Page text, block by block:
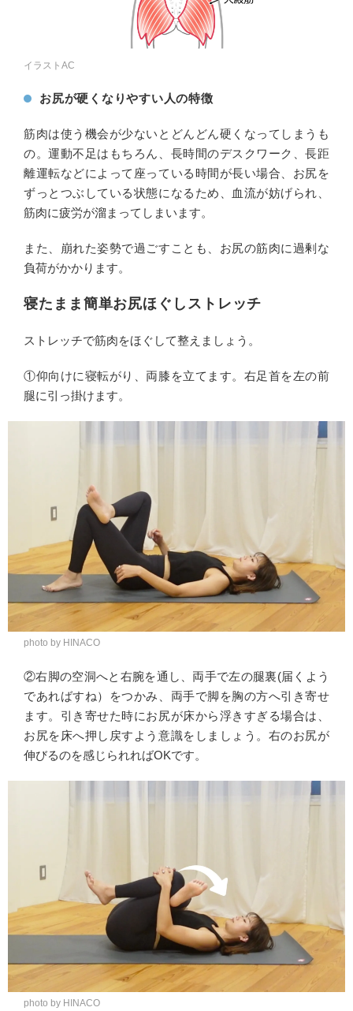
イラストAC
お尻が硬くなりやすい人の特徴
筋肉は使う機会が少ないとどんどん硬くなってしまうも
の。運動不足はもちろん、長時間のデスクワーク、長距
離運転などによって座っている時間が長い場合、お尻を
ずっとつぶしている状態になるため、血流が妨げられ、
筋肉に疲労が溜まってしまいます。
また、崩れた姿勢で過ごすことも、お尻の筋肉に過剰な
負荷がかかります。
寝たまま簡単お尻ほぐしストレッチ
ストレッチで筋肉をほぐして整えましょう。
①仰向けに寝転がり、両膝を立てます。右足首を左の前
腿に引っ掛けます。
photo by HINACO
②右脚の空洞へと右腕を通し、両手で左の腿裏(届くよう
であればすね）をつかみ、両手で脚を胸の方へ引き寄せ
ます。引き寄せた時にお尻が床から浮きすぎる場合は、
お尻を床へ押し戻すよう意識をしましょう。右のお尻が
伸びるのを感じられればOKです。
photo by HINACO